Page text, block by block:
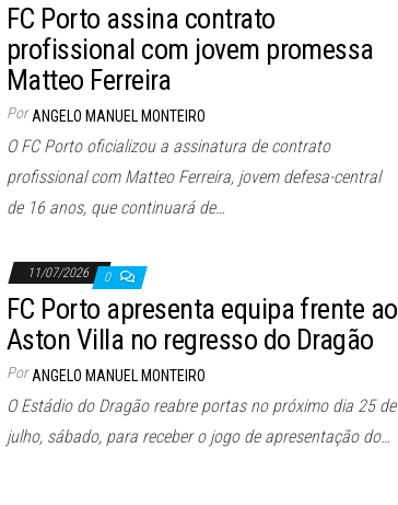
FC Porto assina contrato
profissional com jovem promessa
Matteo Ferreira
Por ANGELO MANUEL MONTEIRO
O FC Porto oficializou a assinatura de contrato
profissional com Matteo Ferreira, jovem defesa-central
de 16 anos, que continuará de…
11/07/2026 0
FC Porto apresenta equipa frente ao
Aston Villa no regresso do Dragão
Por ANGELO MANUEL MONTEIRO
O Estádio do Dragão reabre portas no próximo dia 25 de
julho, sábado, para receber o jogo de apresentação do…